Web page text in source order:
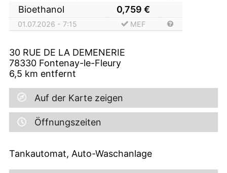
Bioethanol 0,759 €
01.07.2026 - 7:15 MEF
30 RUE DE LA DEMENERIE
78330 Fontenay-le-Fleury
6,5 km entfernt
Auf der Karte zeigen
Öffnungszeiten
Tankautomat, Auto-Waschanlage